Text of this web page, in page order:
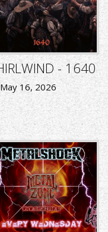
- 1640
May 16, 2026